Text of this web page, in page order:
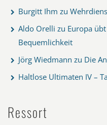
Burgitt Ihm zu
Aldo Orelli zu Europa
Bequemlichkeit
Jörg Wiedmann zu Die
Haltlose Ultimaten IV –
Ressort